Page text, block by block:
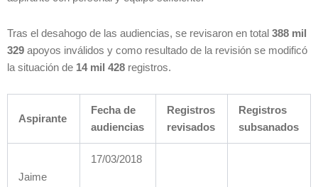
Tras el desahogo de las audiencias, se revisaron en total 388 mil
329 apoyos inválidos y como resultado de la revisión se modificó
la situación de 14 mil 428 registros.
Aspirante
Fecha de
audiencias
Registros
revisados
Registros
subsanados
Jaime
17/03/2018